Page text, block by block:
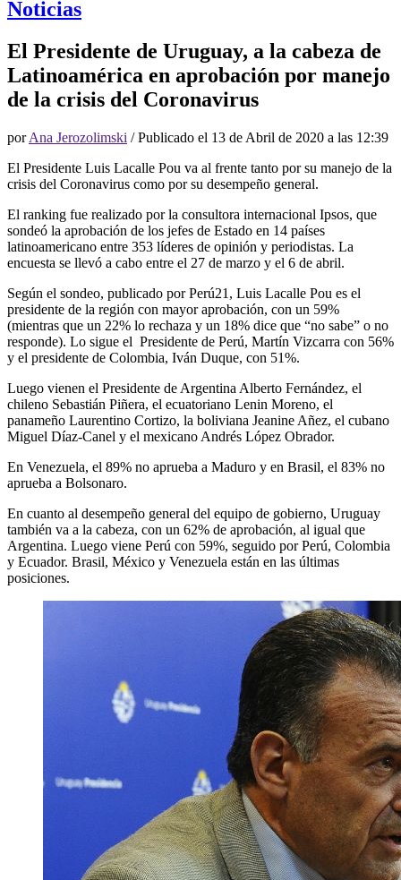
Noticias
El Presidente de Uruguay, a la cabeza de
Latinoamérica en aprobación por manejo
de la crisis del Coronavirus
porAna Jerozolimski / Publicado el 13 de Abril de 2020 a las 12:39
El Presidente Luis Lacalle Pou va al frente tanto por su manejo de la
crisis del Coronavirus como por su desempeño general.
El ranking fue realizado por la consultora internacional Ipsos, que
sondeó la aprobación de los jefes de Estado en 14 países
latinoamericano entre 353 líderes de opinión y periodistas. La
encuesta se llevó a cabo entre el 27 de marzo y el 6 de abril.
Según el sondeo, publicado por Perú21, Luis Lacalle Pou es el
presidente de la región con mayor aprobación, con un 59%
(mientras que un 22% lo rechaza y un 18% dice que “no sabe” o no
responde). Lo sigue el Presidente de Perú, Martín Vizcarra con 56%
y el presidente de Colombia, Iván Duque, con 51%.
Luego vienen el Presidente de Argentina Alberto Fernández, el
chileno Sebastián Piñera, el ecuatoriano Lenin Moreno, el
panameño Laurentino Cortizo, la boliviana Jeanine Añez, el cubano
Miguel Díaz-Canel y el mexicano Andrés López Obrador.
En Venezuela, el 89% no aprueba a Maduro y en Brasil, el 83% no
aprueba a Bolsonaro.
En cuanto al desempeño general del equipo de gobierno, Uruguay
también va a la cabeza, con un 62% de aprobación, al igual que
Argentina. Luego viene Perú con 59%, seguido por Perú, Colombia
y Ecuador. Brasil, México y Venezuela están en las últimas
posiciones.